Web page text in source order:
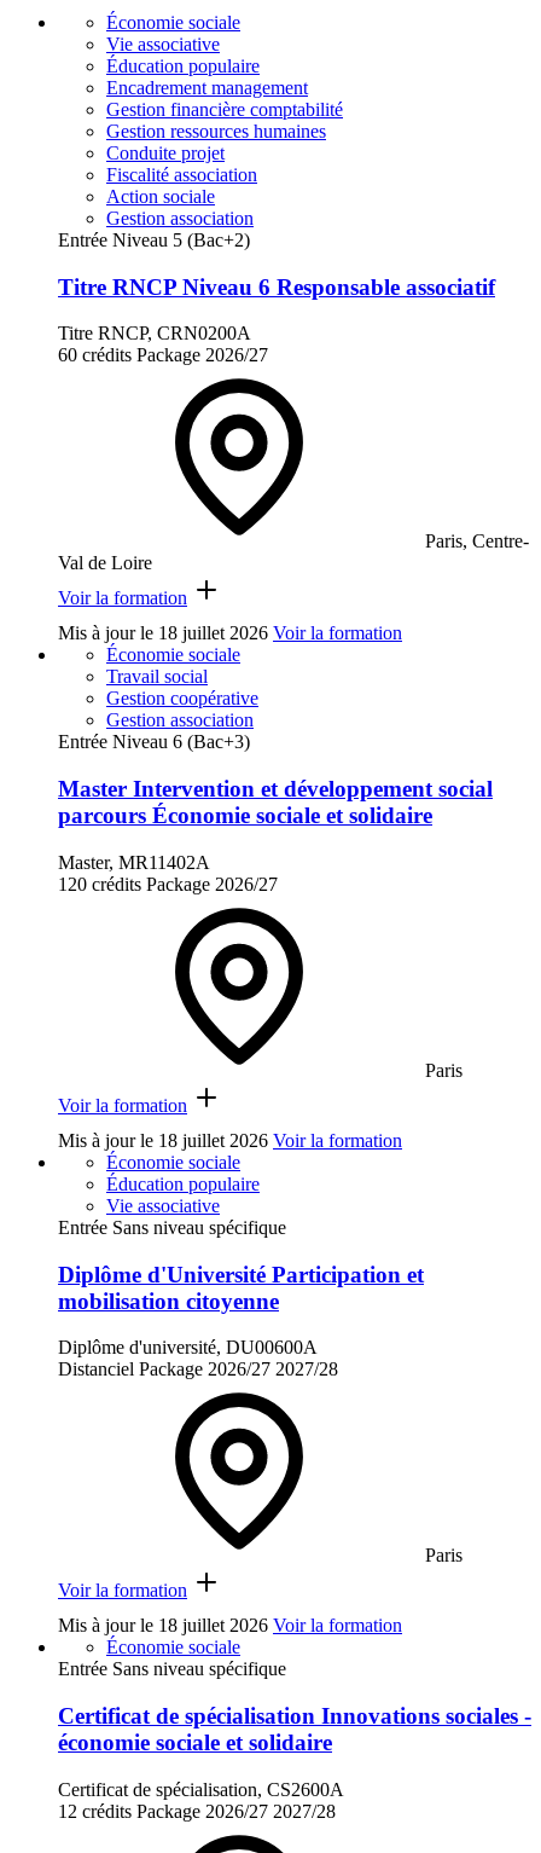
Économie sociale
Vie associative
Éducation populaire
Encadrement management
Gestion financière comptabilité
Gestion ressources humaines
Conduite projet
Fiscalité association
Action sociale
Gestion association
Entrée Niveau 5 (Bac+2)
Titre RNCP Niveau 6 Responsable associatif
Titre RNCP, CRN0200A
60 crédits Package 2026/27
Paris, Centre-
Val de Loire
Voir la formation
Mis à jour le 18 juillet 2026 Voir la formation
Économie sociale
Travail social
Gestion coopérative
Gestion association
Entrée Niveau 6 (Bac+3)
Master Intervention et développement social
parcours Économie sociale et solidaire
Master, MR11402A
120 crédits Package 2026/27
Paris
Voir la formation
Mis à jour le 18 juillet 2026 Voir la formation
Économie sociale
Éducation populaire
Vie associative
Entrée Sans niveau spécifique
Diplôme d'Université Participation et
mobilisation citoyenne
Diplôme d'université, DU00600A
Distanciel Package 2026/27 2027/28
Paris
Voir la formation
Mis à jour le 18 juillet 2026 Voir la formation
Économie sociale
Entrée Sans niveau spécifique
Certificat de spécialisation Innovations sociales -
économie sociale et solidaire
Certificat de spécialisation, CS2600A
12 crédits Package 2026/27 2027/28